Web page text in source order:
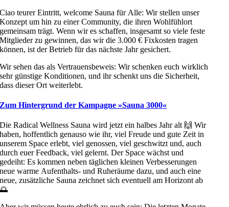
Ciao teurer Eintritt, welcome Sauna für Alle: Wir stellen unser
Konzept um hin zu einer Community, die ihren Wohlfühlort
gemeinsam trägt. Wenn wir es schaffen, insgesamt so viele feste
Mitglieder zu gewinnen, das wir die 3.000 € Fixkosten tragen
können, ist der Betrieb für das nächste Jahr gesichert.
Wir sehen das als Vertrauensbeweis: Wir schenken euch wirklich
sehr günstige Konditionen, und ihr schenkt uns die Sicherheit,
dass dieser Ort weiterlebt.
Zum Hintergrund der Kampagne »Sauna 3000«
Die Radical Wellness Sauna wird jetzt ein halbes Jahr alt 🙌 Wir
haben, hoffentlich genauso wie ihr, viel Freude und gute Zeit in
unserem Space erlebt, viel genossen, viel geschwitzt und, auch
durch euer Feedback, viel gelernt. Der Space wächst und
gedeiht: Es kommen neben täglichen kleinen Verbesserungen
neue warme Aufenthalts- und Ruheräume dazu, und auch eine
neue, zusätzliche Sauna zeichnet sich eventuell am Horizont ab
🌅